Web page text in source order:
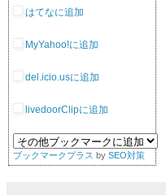
はてなに追加
MyYahoo!に追加
del.icio.usに追加
livedoorClipに追加
ブックマークプラス by SEO対策